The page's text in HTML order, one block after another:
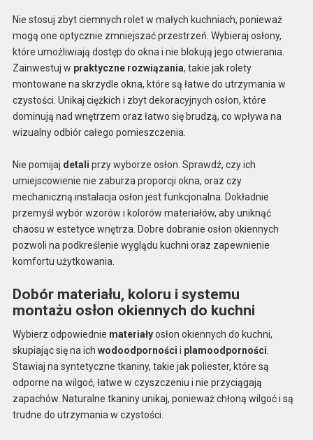
Nie stosuj zbyt ciemnych rolet w małych kuchniach, ponieważ
mogą one optycznie zmniejszać przestrzeń. Wybieraj osłony,
które umożliwiają dostęp do okna i nie blokują jego otwierania.
Zainwestuj w praktyczne rozwiązania, takie jak rolety
montowane na skrzydle okna, które są łatwe do utrzymania w
czystości. Unikaj ciężkich i zbyt dekoracyjnych osłon, które
dominują nad wnętrzem oraz łatwo się brudzą, co wpływa na
wizualny odbiór całego pomieszczenia.
Nie pomijaj detali przy wyborze osłon. Sprawdź, czy ich
umiejscowienie nie zaburza proporcji okna, oraz czy
mechaniczną instalacja osłon jest funkcjonalna. Dokładnie
przemyśl wybór wzorów i kolorów materiałów, aby uniknąć
chaosu w estetyce wnętrza. Dobre dobranie osłon okiennych
pozwoli na podkreślenie wyglądu kuchni oraz zapewnienie
komfortu użytkowania.
Dobór materiału, koloru i systemu
montażu osłon okiennych do kuchni
Wybierz odpowiednie materiałyosłon okiennych do kuchni,
skupiając się na ich wodoodporności i plamoodporności
Stawiaj na syntetyczne tkaniny, takie jak poliester, które są
odporne na wilgoć, łatwe w czyszczeniu i nie przyciągają
zapachów. Naturalne tkaniny unikaj, ponieważ chłoną wilgoć i są
trudne do utrzymania w czystości.